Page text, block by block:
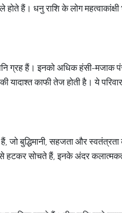
हैं। धनु राशि के लोग
ग्रह हैं। इनको अधिक हंसी-
यादाश्त काफी तेज होती है। ये
बुद्धिमानी, सहजता और
से हटकर सोचते हैं, इनके अंदर